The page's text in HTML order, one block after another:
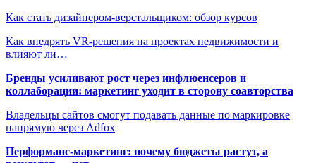
Как стать дизайнером-верстальщиком: обзор курсов
Как внедрять VR-решения на проектах недвижимости и
влияют ли…
Бренды усиливают рост через инфлюенсеров и
коллаборации: маркетинг уходит в сторону соавторства
Владельцы сайтов смогут подавать данные по маркировке
напрямую через Adfox
Перформанс-маркетинг: почему бюджеты растут, а